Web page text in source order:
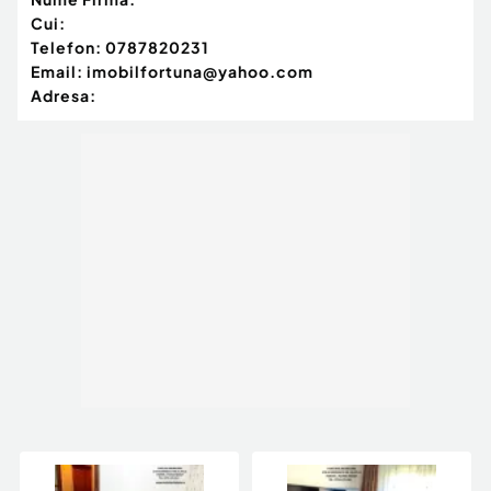
lumină naturală, 2 dormitoare secundare
luminoase, cu ferestre mari, balcoane franțuzești
și ferestre Velux.
Sunt mobilate pe comandă, incluzând paturi
duble cu somieră, ladă de depozitare și saltele
cu rulouri de gazon, flori, foișor exterior elegant și
Cui:
Telefon: 0787820231
Email: imobilfortuna@yahoo.com
Adresa: